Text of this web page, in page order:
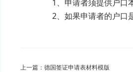
1、申请者须提供户口
2、如果申请者的户口是
上一篇：德国签证申请表材料模版